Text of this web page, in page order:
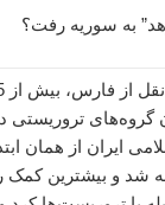
به سوریه رفت؟
تروریستی
ایران از همان
شد و بیشترین کمک